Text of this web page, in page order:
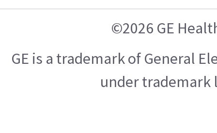
©2026 GE
GE is a trademark of General
under trademark